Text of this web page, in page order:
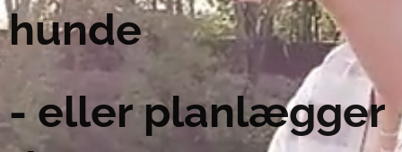
hunde
- eller planlægger